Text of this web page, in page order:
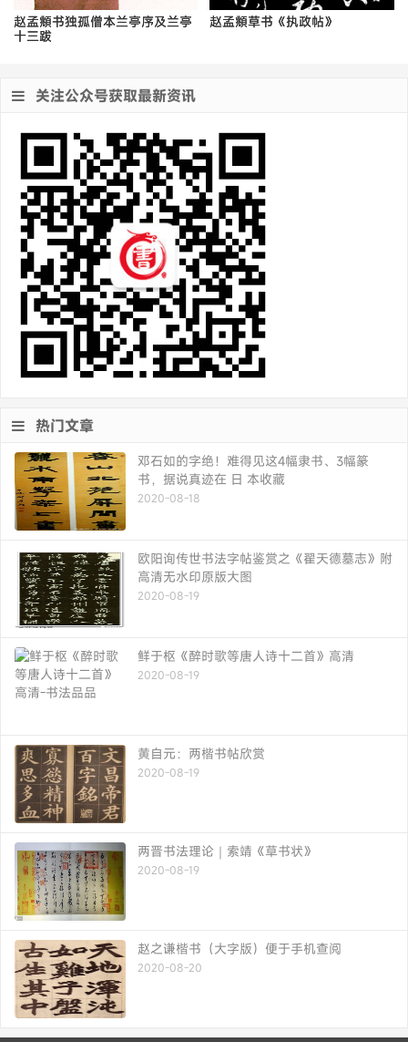
赵孟頫书独孤僧本兰亭序及兰亭
十三跋
赵孟頫草书《执政帖》
关注公众号获取最新资讯
热门文章
邓石如的字绝！难得见这4幅隶书、3幅篆
书，据说真迹在 日 本收藏
2020-08-18
欧阳询传世书法字帖鉴赏之《翟天德墓志》附
高清无水印原版大图
2020-08-19
鲜于枢《醉时歌等唐人诗十二首》高清
2020-08-19
黄自元：两楷书帖欣赏
2020-08-19
两晋书法理论｜索靖《草书状》
2020-08-19
赵之谦楷书（大字版）便于手机查阅
2020-08-20